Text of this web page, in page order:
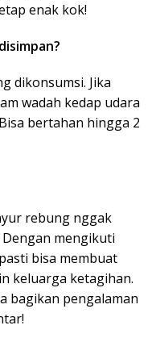
enak kok!
dikonsumsi. Jika
wadah kedap udara
bertahan hingga 2
rebung nggak
mengikuti
bisa membuat
keluarga ketagihan.
bagikan pengalaman